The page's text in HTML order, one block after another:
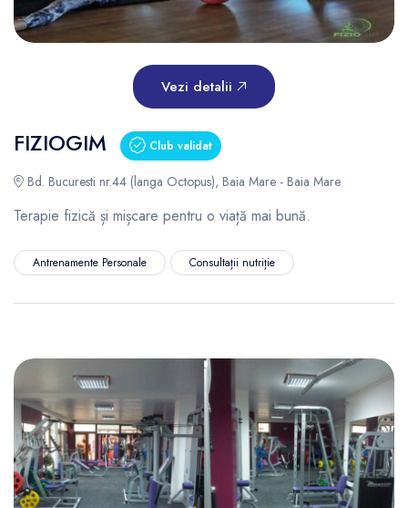
Vezi detalii
FIZIOGIM Club validat
Bd. Bucuresti nr.44 (langa Octopus), Baia Mare - Baia Mare
Terapie fizică și mișcare pentru o viață mai bună.
Antrenamente Personale Consultații nutriție